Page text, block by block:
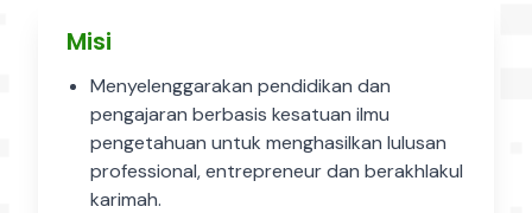
Misi
Menyelenggarakan pendidikan dan
pengajaran berbasis kesatuan ilmu
pengetahuan untuk menghasilkan lulusan
professional, entrepreneur dan berakhlakul
karimah.